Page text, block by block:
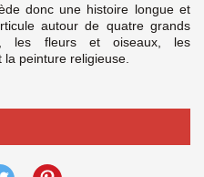
donc une histoire longue et
autour de quatre grands
les fleurs et oiseaux, les
peinture religieuse.